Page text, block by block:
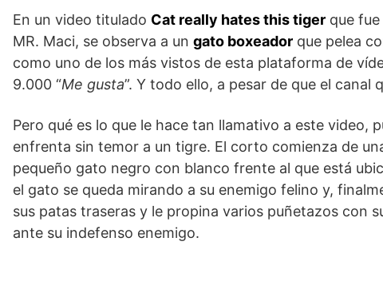
En un video titulado Cat really hates this tiger que
MR. Maci, se observa a un gato boxeador que pelea
como uno de los más vistos de esta plataforma de
9.000 “Me gusta”. Y todo ello, a pesar de que el
Pero qué es lo que le hace tan llamativo a este video,
enfrenta sin temor a un tigre. El corto comienza de
pequeño gato negro con blanco frente al que está
el gato se queda mirando a su enemigo felino y,
sus patas traseras y le propina varios puñetazos con
ante su indefenso enemigo.